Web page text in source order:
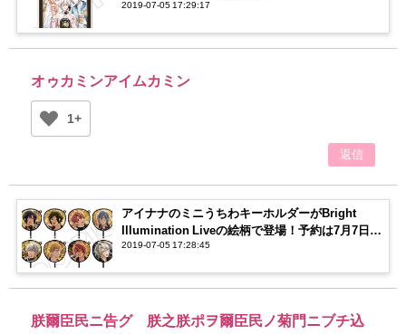
2019-07-05 17:29:17
オゥカミンアイムカミン
1+
返信
アイナナのミニうちわキーホルダーがBright
Illumination Liveの絵柄で登場！予約は7月7日ま
で
2019-07-05 17:28:45
朕爾臣民ニ告グ 朕之朕ポヲ爾臣民ノ菊門ニブチ込